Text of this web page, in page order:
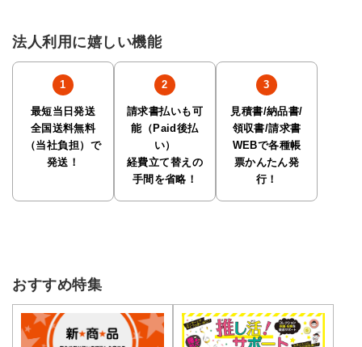
法人利用に嬉しい機能
最短当日発送
全国送料無料
（当社負担）で
発送！
請求書払いも可
能（Paid後払
い）
経費立て替えの
手間を省略！
見積書/納品書/
領収書/請求書
WEBで各種帳
票かんたん発
行！
おすすめ特集